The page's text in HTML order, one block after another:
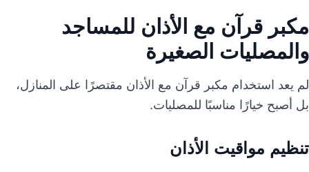
مكبر قرآن مع الأذان للمساجد
والمصليات الصغيرة
لم يعد استخدام مكبر قرآن مع الأذان مقتصرًا على المنازل،
بل أصبح خيارًا مناسبًا للمصليات.
تنظيم مواقيت الأذان